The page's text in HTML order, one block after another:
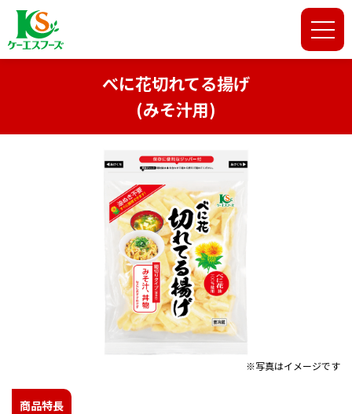
べに花切れてる揚げ
(みそ汁用)
※写真はイメージです
商品特長